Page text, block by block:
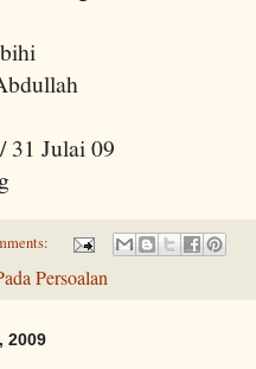
31 Julai 09
Persoalan
2009